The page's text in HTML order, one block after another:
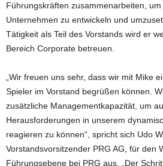
Führungskräften zusammenarbeiten,
Unternehmen zu entwickeln und
Tätigkeit als Teil des Vorstands wird er
Bereich Corporate betreuen.
„Wir freuen uns sehr, dass wir mit Mike
Spieler im Vorstand begrüßen können.
zusätzliche Managementkapazität, um
Herausforderungen in unserem
reagieren zu können“, spricht sich Udo
Vorstandsvorsitzender PRG AG, für den
Führungsebene bei PRG aus. „Der